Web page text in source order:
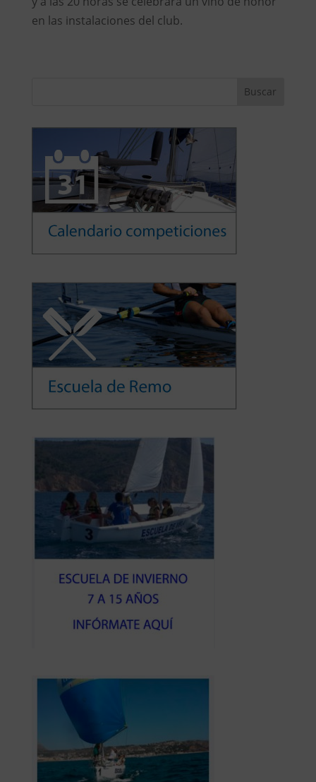
en las instalaciones del club.